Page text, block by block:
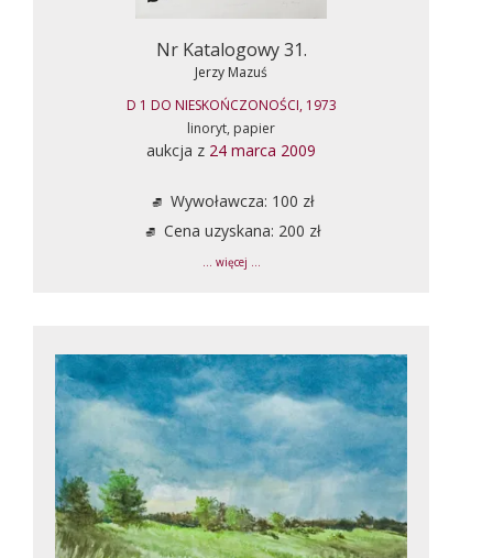
Nr Katalogowy 31.
Jerzy Mazuś
D 1 DO NIESKOŃCZONOŚCI, 1973
linoryt, papier
aukcja z 24 marca 2009
Wywoławcza: 100 zł
Cena uzyskana: 200 zł
... więcej ...